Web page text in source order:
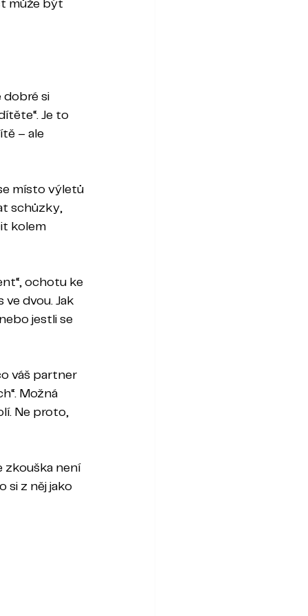
může být
dobré si
Je to
– ale
místo výletů
schůzky,
kolem
ochotu ke
dvou. Jak
jestli se
váš partner
Možná
Ne proto,
zkouška není
si z něj jako